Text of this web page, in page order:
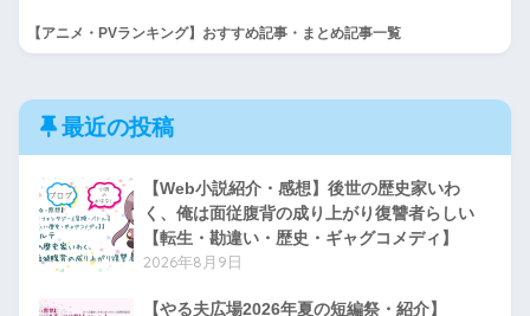
【アニメ・PVランキング】おすすめ記事・まとめ記事一覧
最近の投稿
【Web小説紹介・感想】後世の歴史家いわ
く、俺は面従腹背の成り上がり復讐者らしい
【転生・勘違い・歴史・ギャグコメディ】
2026年8月9日
【やる夫広場2026年夏の短編祭・紹介】